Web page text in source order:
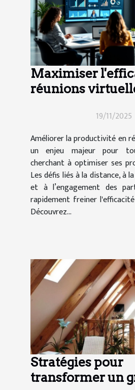
Maximiser
réunions
19/11/2025
Améliorer la productivité en
un enjeu majeur pour
cherchant à optimiser ses
Les défis liés à la distance, à
et à l’engagement des
rapidement freiner
Découvrez...
Stratégies pour
transformer un